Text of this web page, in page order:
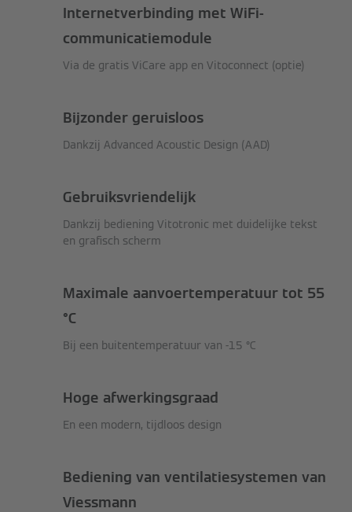
Internetverbinding met WiFi-
communicatiemodule
Via de gratis ViCare app en Vitoconnect (optie)
Bijzonder geruisloos
Dankzij Advanced Acoustic Design (AAD)
Gebruiksvriendelijk
Dankzij bediening Vitotronic met duidelijke tekst
en grafisch scherm
Maximale aanvoertemperatuur tot 55
°C
Bij een buitentemperatuur van -15 °C
Hoge afwerkingsgraad
En een modern, tijdloos design
Bediening van ventilatiesystemen van
Viessmann